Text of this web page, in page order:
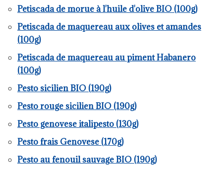
Petiscada de morue à l'huile d'olive BIO (100g)
Petiscada de maquereau aux olives et amandes
(100g)
Petiscada de maquereau au piment Habanero
(100g)
Pesto sicilien BIO (190g)
Pesto rouge sicilien BIO (190g)
Pesto genovese italipesto (130g)
Pesto frais Genovese (170g)
Pesto au fenouil sauvage BIO (190g)